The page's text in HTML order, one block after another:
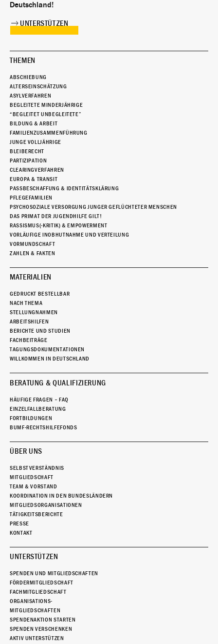
Deutschland!
UNTERSTÜTZEN
THEMEN
ABSCHIEBUNG
ALTERSEINSCHÄTZUNG
ASYLVERFAHREN
BEGLEITETE MINDERJÄHRIGE
“BEGLEITET UNBEGLEITETE”
BILDUNG & ARBEIT
FAMILIENZUSAMMENFÜHRUNG
JUNGE VOLLJÄHRIGE
BLEIBERECHT
PARTIZIPATION
CLEARINGVERFAHREN
EUROPA & TRANSIT
PASSBESCHAFFUNG & IDENTITÄTSKLÄRUNG
PFLEGEFAMILIEN
PSYCHOSOZIALE VERSORGUNG JUNGER GEFLÜCHTETER MENSCHEN
DAS PRIMAT DER JUGENDHILFE GILT!
RASSISMUS(-KRITIK) & EMPOWERMENT
VORLÄUFIGE INOBHUTNAHME UND VERTEILUNG
VORMUNDSCHAFT
ZAHLEN & FAKTEN
MATERIALIEN
GEDRUCKT BESTELLBAR
NACH THEMA
STELLUNGNAHMEN
ARBEITSHILFEN
BERICHTE UND STUDIEN
FACHBEITRÄGE
TAGUNGSDOKUMENTATIONEN
WILLKOMMEN IN DEUTSCHLAND
BERATUNG & QUALIFIZIERUNG
HÄUFIGE FRAGEN – FAQ
EINZELFALLBERATUNG
FORTBILDUNGEN
BUMF-RECHTSHILFEFONDS
ÜBER UNS
SELBSTVERSTÄNDNIS
MITGLIEDSCHAFT
TEAM & VORSTAND
KOORDINATION IN DEN BUNDESLÄNDERN
MITGLIEDSORGANISATIONEN
TÄTIGKEITSBERICHTE
PRESSE
KONTAKT
UNTERSTÜTZEN
SPENDEN UND MITGLIEDSCHAFTEN
FÖRDERMITGLIEDSCHAFT
FACHMITGLIEDSCHAFT
ORGANISATIONS-
MITGLIEDSCHAFTEN
SPENDENAKTION STARTEN
SPENDEN VERSCHENKEN
AKTIV UNTERSTÜTZEN